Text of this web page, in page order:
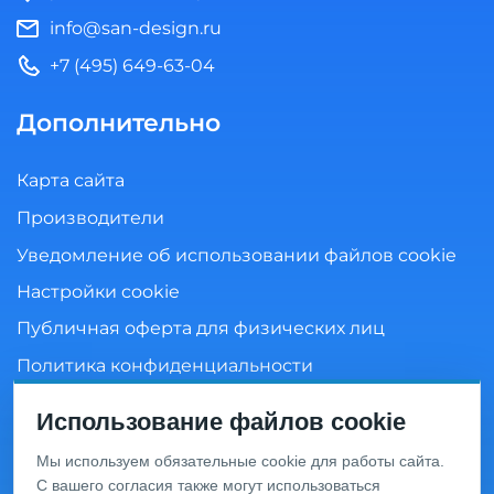
info@san-design.ru
+7 (495) 649-63-04
Дополнительно
Карта сайта
Производители
Уведомление об использовании файлов cookie
Настройки cookie
Публичная оферта для физических лиц
Политика конфиденциальности
Использование файлов cookie
Мы используем обязательные cookie для работы сайта.
С вашего согласия также могут использоваться